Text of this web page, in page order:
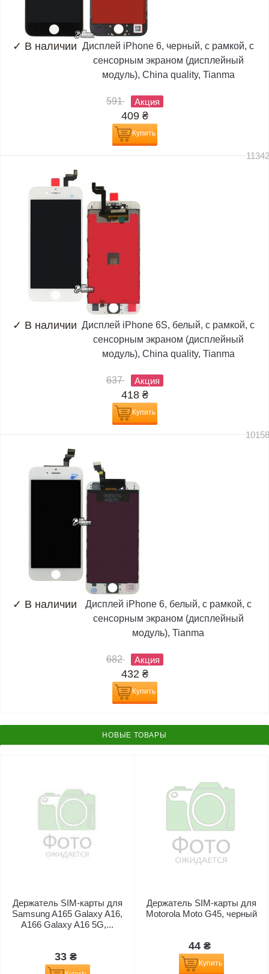
✓ В наличии Дисплей iPhone 6, черный, с рамкой, с
сенсорным экраном (дисплейный
модуль), China quality, Tianma
591 Акция
409 ₴
Купить
✓ В наличии Дисплей iPhone 6S, белый, с рамкой, с
сенсорным экраном (дисплейный
модуль), China quality, Tianma
637 Акция
418 ₴
Купить
✓ В наличии
Дисплей iPhone 6, белый, с рамкой, с
сенсорным экраном (дисплейный
модуль), Tianma
682 Акция
432 ₴
Купить
НОВЫЕ ТОВАРЫ
Держатель SIM-карты для
Samsung A165 Galaxy A16,
A166 Galaxy A16 5G,...
33 ₴
Держатель SIM-карты для
Motorola Moto G45, черный
44 ₴
Купить